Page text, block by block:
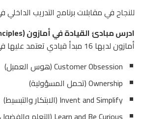
للنجاح في مقابلات برنامج التدريب
ادرس مبادئ القيادة في أمازون (Leadership Principles)
أمازون لديها 16 مبدأ قيادي تعتمد عليها في التقييم:
Customer Obsession (هوس العميل)
Ownership (تحمل المسؤولية)
Invent and Simplify (الابتكار والتبسيط)